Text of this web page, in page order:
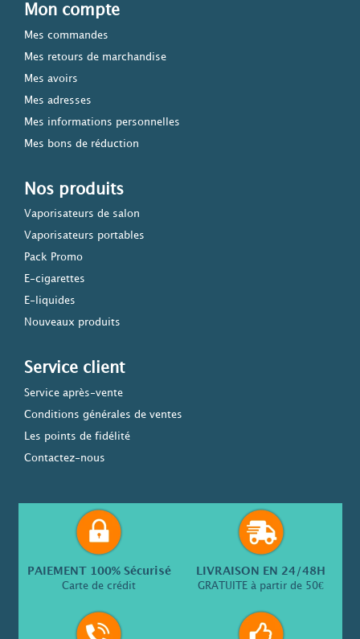
Mon compte
Mes commandes
Mes retours de marchandise
Mes avoirs
Mes adresses
Mes informations personnelles
Mes bons de réduction
Nos produits
Vaporisateurs de salon
Vaporisateurs portables
Pack Promo
E-cigarettes
E-liquides
Nouveaux produits
Service client
Service après-vente
Conditions générales de ventes
Les points de fidélité
Contactez-nous
PAIEMENT 100% Sécurisé
Carte de crédit
LIVRAISON EN 24/48H
GRATUITE à partir de 50€